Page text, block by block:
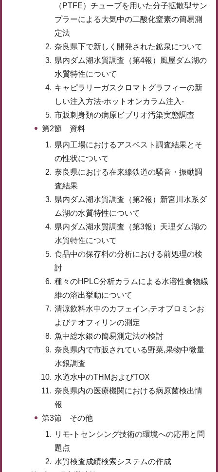
（PTFE）チューブを用いた分子拡散型サン
プラーによる大気中の二酸化窒素の簡易測
定法
奈良県下で新しく開発された鉱泉について
県内ダム湖水質調査（第4報）風屋ダム湖の
水質特性について
キャピラリーガスクロマトグラフィーの新
しい注入方法-ホットオンカラム注入-
市販刺身類の病原ビブリオ汚染実態調査
第2節 資料
県内工場におけるアスベスト調査結果とそ
の性状について
奈良県における在来線鉄道の騒音・振動調
査結果
県内ダム湖水質調査（第2報）新宮川水系ダ
ム湖の水質特性について
県内ダム湖水質調査（第3報）天理ダム湖の
水質特性について
食品中の保存料の分析における前処理の検
討
種々のHPLC分析カラムによる水溶性食物繊
維の溶出挙動について
清涼飲料水中のカフェイン,テオブロミンお
よびテオフィリンの測定
魚中総水銀の簡易測定法の検討
奈良県内で市販されている野菜,果物中微量
水銀調査
水道水中のTHMおよびTOX
奈良県内の医療機関における病原菌検出情
報
第3節 その他
リモ-トセンシング技術の環境への応用と問
題点
水質検査成績検索システムの作成